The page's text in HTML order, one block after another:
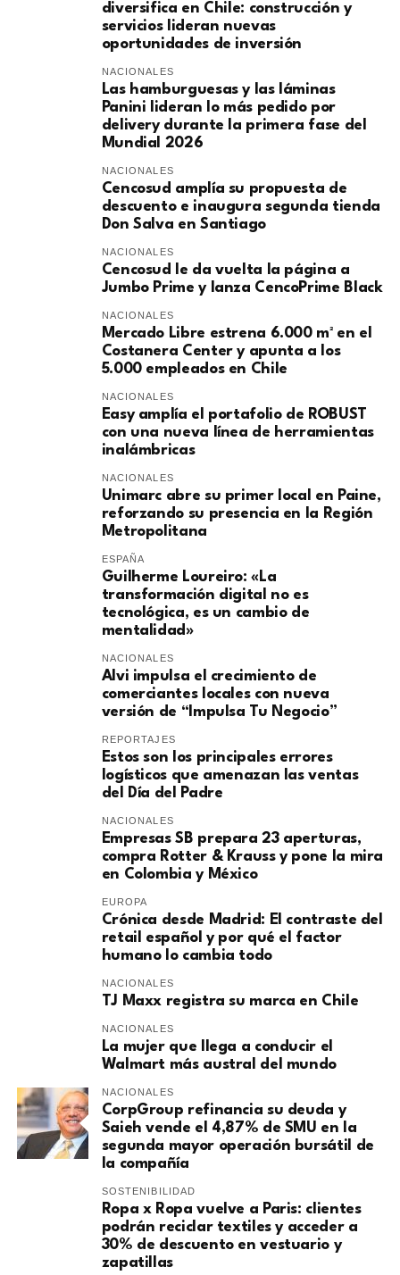
diversifica en Chile: construcción y
servicios lideran nuevas
oportunidades de inversión
NACIONALES
Las hamburguesas y las láminas
Panini lideran lo más pedido por
delivery durante la primera fase del
Mundial 2026
NACIONALES
Cencosud amplía su propuesta de
descuento e inaugura segunda tienda
Don Salva en Santiago
NACIONALES
Cencosud le da vuelta la página a
Jumbo Prime y lanza CencoPrime Black
NACIONALES
Mercado Libre estrena 6.000 m² en el
Costanera Center y apunta a los
5.000 empleados en Chile
NACIONALES
Easy amplía el portafolio de ROBUST
con una nueva línea de herramientas
inalámbricas
NACIONALES
Unimarc abre su primer local en Paine,
reforzando su presencia en la Región
Metropolitana
ESPAÑA
Guilherme Loureiro: «La
transformación digital no es
tecnológica, es un cambio de
mentalidad»
NACIONALES
Alvi impulsa el crecimiento de
comerciantes locales con nueva
versión de “Impulsa Tu Negocio”
REPORTAJES
Estos son los principales errores
logísticos que amenazan las ventas
del Día del Padre
NACIONALES
Empresas SB prepara 23 aperturas,
compra Rotter & Krauss y pone la mira
en Colombia y México
EUROPA
​Crónica desde Madrid: El contraste del
retail español y por qué el factor
humano lo cambia todo
NACIONALES
TJ Maxx registra su marca en Chile
NACIONALES
La mujer que llega a conducir el
Walmart más austral del mundo
NACIONALES
CorpGroup refinancia su deuda y
Saieh vende el 4,87% de SMU en la
segunda mayor operación bursátil de
la compañía
SOSTENIBILIDAD
Ropa x Ropa vuelve a Paris: clientes
podrán reciclar textiles y acceder a
30% de descuento en vestuario y
zapatillas